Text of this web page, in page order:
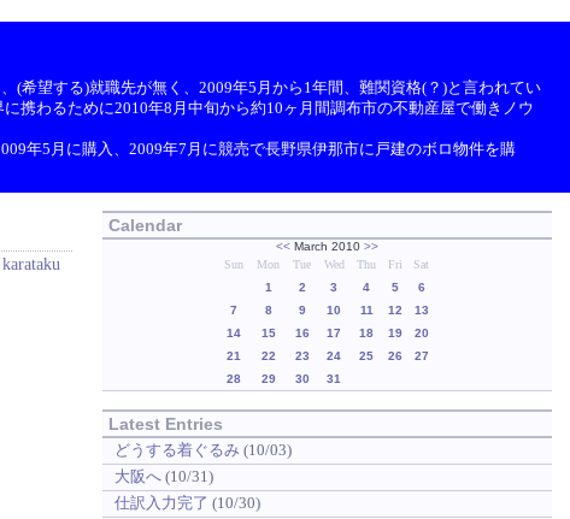
(希望する)就職先が無く、2009年5月から1年間、難関資格(？)と言われてい
携わるために2010年8月中旬から約10ヶ月間調布市の不動産屋で働きノウ
年5月に購入、2009年7月に競売で長野県伊那市に戸建のボロ物件を購
karataku
Calendar
<<March 2010 >>
Sun
Mon Tue Wed Thu Fri
Sat
1
2 3 4 5
6
7
8 9 10 11 12
13
14
15 16 17 18 19
20
21
22 23 24 25 26
27
28
29 30 31
Latest Entries
どうする着ぐるみ(10/03)
大阪へ(10/31)
仕訳入力完了 (10/30)